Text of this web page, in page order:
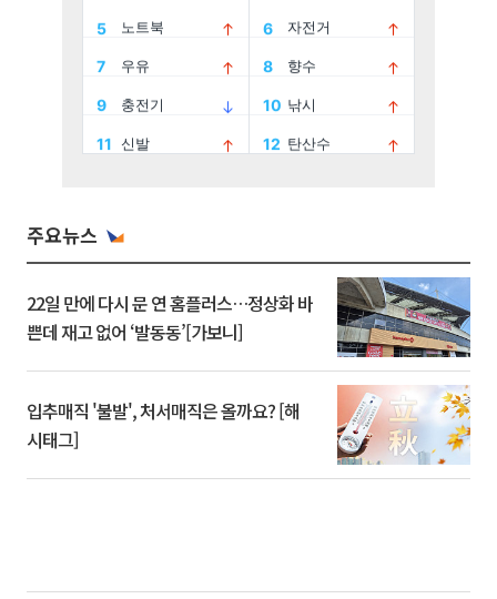
주요뉴스
22일 만에 다시 문 연 홈플러스…정상화 바
쁜데 재고 없어 ‘발동동’[가보니]
입추매직 '불발', 처서매직은 올까요? [해
시태그]